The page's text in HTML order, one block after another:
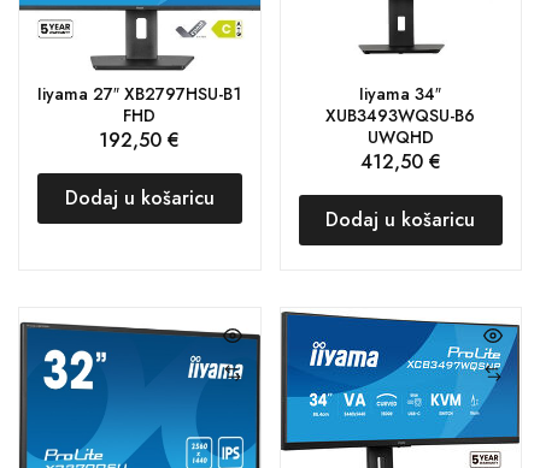
Iiyama 27″ XB2797HSU-B1
FHD
192,50€
Dodaj u košaricu
Iiyama 34″
XUB3493WQSU-B6
UWQHD
412,50 €
Dodaj u košaricu